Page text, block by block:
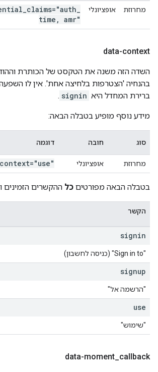
מחרוזת אופציונלי claims="auth
time , amr"
data-context
השדה הזה משנה את הטקסט של הכותרת
ברירת המחדל היא signin
.
מידע נוסף מופיע בטבלה הבאה:
סוג חובה דוגמה
מחרוזת אופציונלי
בטבלה הבאה מפורטים כל ההקשרים הזמינים
הקשר
signin
‫"Sign in to"‏ (כניסה לחשבון)
signup
"הרשמה אל"
use
"שימוש"
data-moment callback